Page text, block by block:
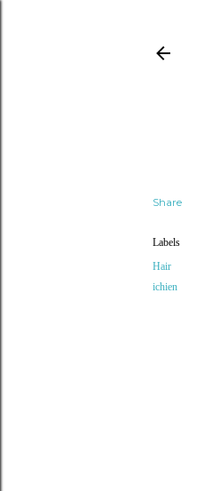
Share
Labels
Hair
ichien